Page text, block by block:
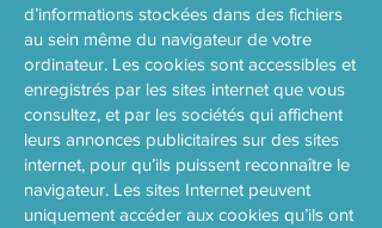
d’informations stockées dans des fichiers
au sein même du navigateur de votre
ordinateur. Les cookies sont accessibles et
enregistrés par les sites internet que vous
consultez, et par les sociétés qui affichent
leurs annonces publicitaires sur des sites
internet, pour qu’ils puissent reconnaître le
navigateur. Les sites Internet peuvent
uniquement accéder aux cookies qu’ils ont